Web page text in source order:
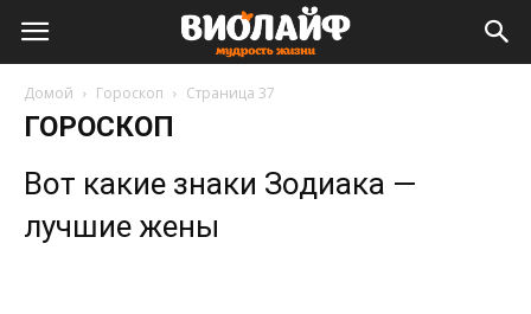
Виолайф
Домой Гороскоп Страница 37
ГОРОСКОП
Вот какие знаки Зодиака —
лучшие жены